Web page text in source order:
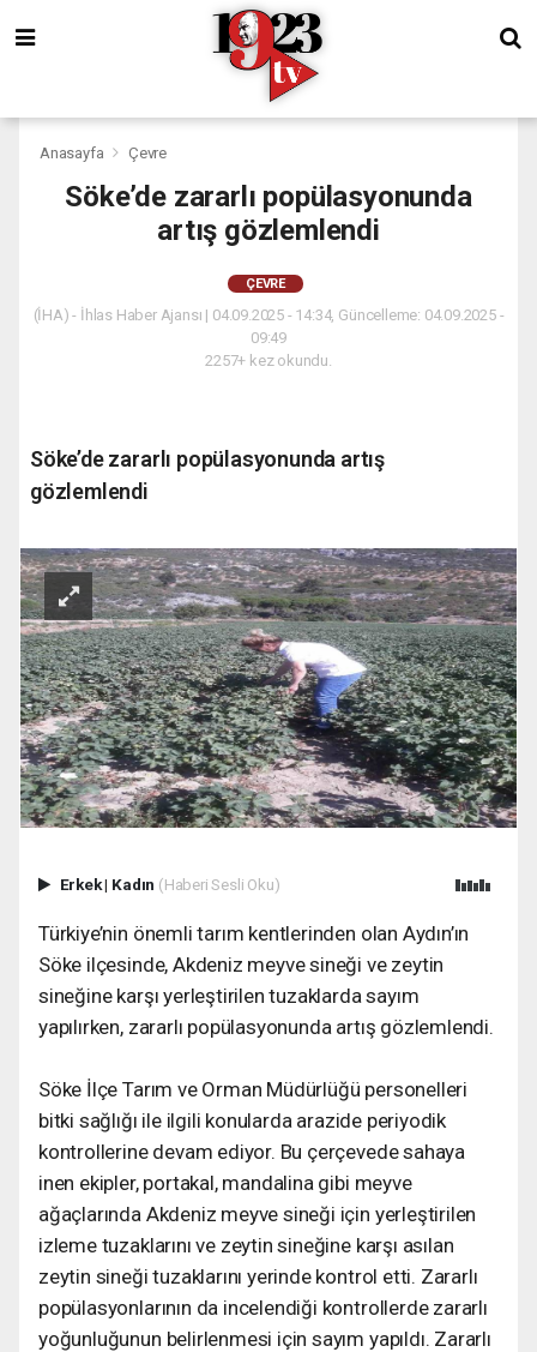
Anasayfa Çevre
Söke’de zararlı popülasyonunda
artış gözlemlendi
ÇEVRE
(İHA) - İhlas Haber Ajansı | 04.09.2025 - 14:34, Güncelleme: 04.09.2025 -
09:49
2257+ kez okundu.
Söke’de zararlı popülasyonunda artış
gözlemlendi
Erkek| Kadın (Haberi Sesli Oku)
Türkiye’nin önemli tarım kentlerinden olan Aydın’ın
Söke ilçesinde, Akdeniz meyve sineği ve zeytin
sineğine karşı yerleştirilen tuzaklarda sayım
yapılırken, zararlı popülasyonunda artış gözlemlendi.
Söke İlçe Tarım ve Orman Müdürlüğü personelleri
bitki sağlığı ile ilgili konularda arazide periyodik
kontrollerine devam ediyor. Bu çerçevede sahaya
inen ekipler, portakal, mandalina gibi meyve
ağaçlarında Akdeniz meyve sineği için yerleştirilen
izleme tuzaklarını ve zeytin sineğine karşı asılan
zeytin sineği tuzaklarını yerinde kontrol etti. Zararlı
popülasyonlarının da incelendiği kontrollerde zararlı
yoğunluğunun belirlenmesi için sayım yapıldı. Zararlı